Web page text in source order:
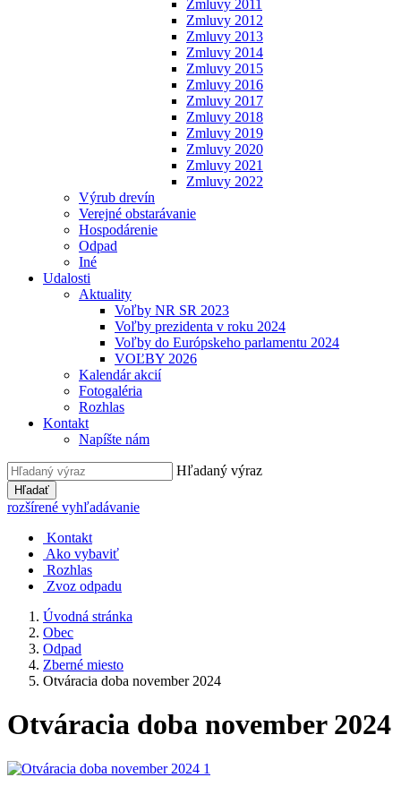
Zmluvy 2011
Zmluvy 2012
Zmluvy 2013
Zmluvy 2014
Zmluvy 2015
Zmluvy 2016
Zmluvy 2017
Zmluvy 2018
Zmluvy 2019
Zmluvy 2020
Zmluvy 2021
Zmluvy 2022
Výrub drevín
Verejné obstarávanie
Hospodárenie
Odpad
Iné
Udalosti
Aktuality
Voľby NR SR 2023
Voľby prezidenta v roku 2024
Voľby do Európskeho parlamentu 2024
VOĽBY 2026
Kalendár akcií
Fotogaléria
Rozhlas
Kontakt
Napíšte nám
Hľadaný výraz
Hľadať
rozšírené vyhľadávanie
Kontakt
Ako vybaviť
Rozhlas
Zvoz odpadu
Úvodná stránka
Obec
Odpad
Zberné miesto
Otváracia doba november 2024
Otváracia doba november 2024